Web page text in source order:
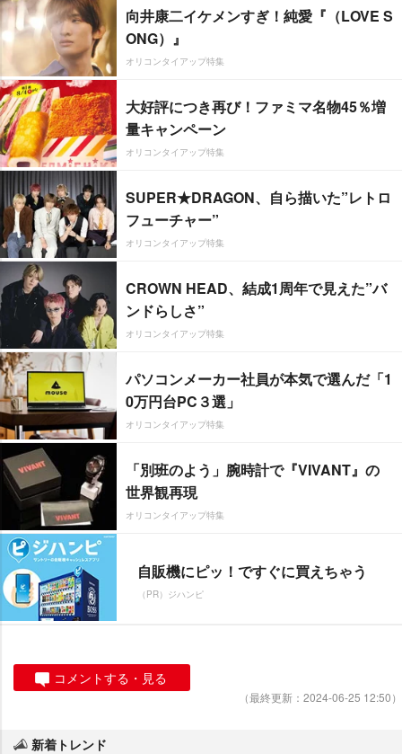
向井康二イケメンすぎ！純愛『（LOVE S
ONG）』
オリコンタイアップ特集
大好評につき再び！ファミマ名物45％増
量キャンペーン
オリコンタイアップ特集
SUPER★DRAGON、自ら描いた”レトロ
フューチャー”
オリコンタイアップ特集
CROWN HEAD、結成1周年で見えた”バ
ンドらしさ”
オリコンタイアップ特集
パソコンメーカー社員が本気で選んだ「1
0万円台PC３選」
オリコンタイアップ特集
「別班のよう」腕時計で『VIVANT』の
世界観再現
オリコンタイアップ特集
自販機にピッ！ですぐに買えちゃう
（PR）ジハンピ
コメントする・見る
（最終更新：2024-06-25 12:50）
新着トレンド